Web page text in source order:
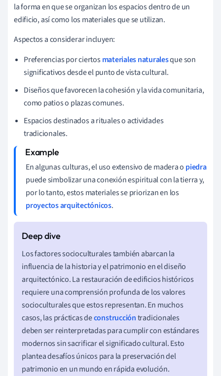
la forma en que se organizan los espacios dentro de un
edificio, así como los materiales que se utilizan.
Aspectos a considerar incluyen:
Preferencias por ciertosmateriales naturalesque son
significativos desde el punto de vista cultural.
Diseños que favorecen la cohesión y la vida comunitaria,
como patios o plazas comunes.
Espacios destinados a rituales o actividades
tradicionales.
En algunas culturas, el uso extensivo de madera o piedra
puede simbolizar una conexión espiritual con la tierra y,
por lo tanto, estos materiales se priorizan en los
proyectos arquitectónicos.
Los factores socioculturales también abarcan la
influencia de la historia y el patrimonio en el diseño
arquitectónico. La restauración de edificios históricos
requiere una comprensión profunda de los valores
socioculturales que estos representan. En muchos
casos, las prácticas deconstruccióntradicionales
deben ser reinterpretadas para cumplir con estándares
modernos sin sacrificar el significado cultural. Esto
plantea desafíos únicos para la preservación del
patrimonio en un mundo en rápida evolución.